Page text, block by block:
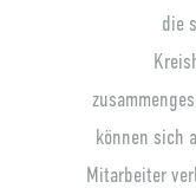
die
können sich
Mitarbeiter